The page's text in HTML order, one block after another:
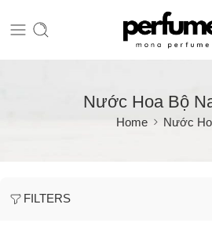
Nước Hoa Bộ
Home Nước
FILTERS